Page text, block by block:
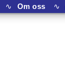
∿ Om oss ∿